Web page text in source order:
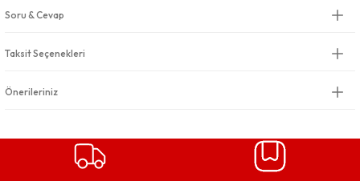
Soru & Cevap
Taksit Seçenekleri
Önerileriniz